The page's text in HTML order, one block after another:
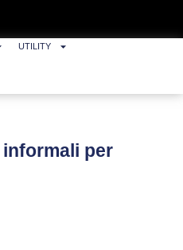
UTILITY
per